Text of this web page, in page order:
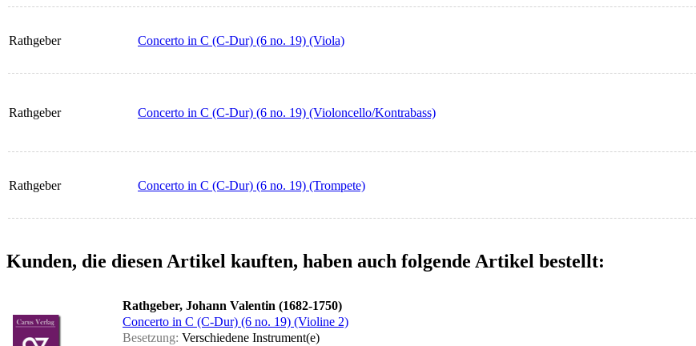
Rathgeber Concerto in C (C-Dur) (6 no. 19) (Viola)
Rathgeber Concerto in C (C-Dur) (6 no. 19) (Violoncello/Kontrabass)
Rathgeber Concerto in C (C-Dur) (6 no. 19) (Trompete)
Kunden, die diesen Artikel kauften, haben auch folgende Artikel bestellt:
Rathgeber, Johann Valentin (1682-1750)
Concerto in C (C-Dur) (6 no. 19) (Violine 2)
Besetzung: Verschiedene Instrument(e)